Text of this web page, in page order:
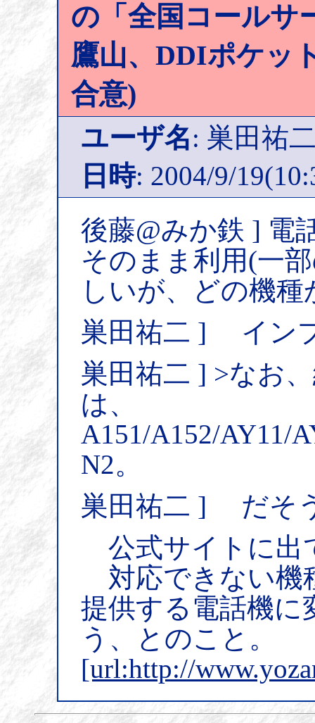
の「全国コールサ
鷹山、DDIポケッ
合意)
ユーザ名: 巣田祐
日時: 2004/9/
後藤@みか鉄 ] 電
そのまま利用(一
しいが、どの機種
巣田祐二 ] イン
巣田祐二 ] >なお
は、
A151/A152/AY11/
N2。
巣田祐二 ] だそ
公式サイトに出
対応できない機
提供する電話機に
う、とのこと。
[url:http://